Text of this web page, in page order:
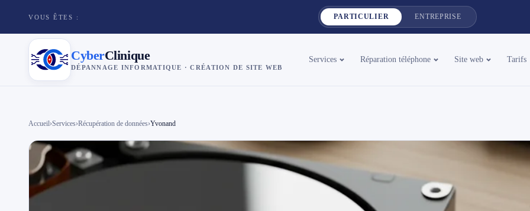
VOUS ÊTES : PARTICULIER ENTREPRISE
CyberClinique
DÉPANNAGE INFORMATIQUE · CRÉATION DE SITE WEB
Services Réparation téléphone Site web Tarifs
Services
Réparation téléphone
Accueil›Services›Récupération de données›Yvonand